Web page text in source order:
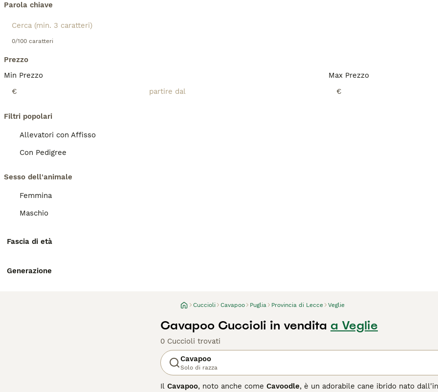
Parola chiave
0/100 caratteri
Prezzo
Min Prezzo
€
Max Prezzo
€
Filtri popolari
Allevatori con Affisso
Con Pedigree
Sesso dell'animale
Femmina
Maschio
Fascia di età
Generazione
Cuccioli Cavapoo Puglia Provincia di Lecce Veglie
Cavapoo Cuccioli in vendita a Veglie
0 Cuccioli trovati
Cavapoo
Solo di razza
Il Cavapoo, noto anche come Cavoodle, è un adorabile cane ibrido nato